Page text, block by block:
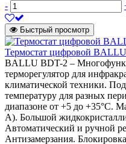
-
Быстрый просмотр
Термостат цифровой
BALLU BDT-2 –
терморегулятор для
климатической техники.
температуру для разных
диапазоне от +5 до +35°С.
А). Большой
Автоматический и ручной
Антизамерзания.